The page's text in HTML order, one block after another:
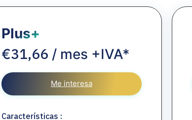
Plus+
€31,66 / mes +IVA*
Me interesa
Características :